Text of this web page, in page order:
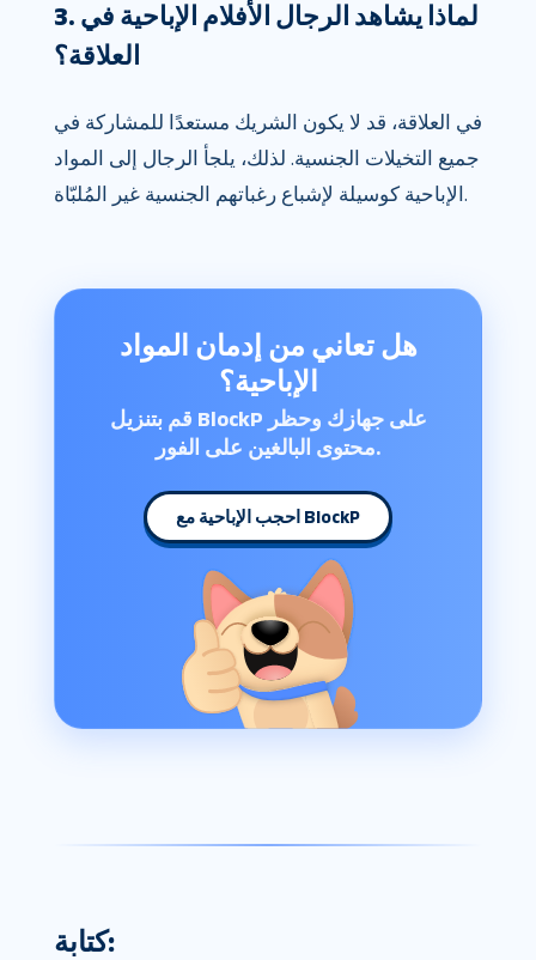
3. لماذا يشاهد الرجال الأفلام الإباحية في
العلاقة؟
في العلاقة، قد لا يكون الشريك مستعدًا للمشاركة في
جميع التخيلات الجنسية. لذلك، يلجأ الرجال إلى المواد
الإباحية كوسيلة لإشباع رغباتهم الجنسية غير المُلبّاة.
هل تعاني من إدمان المواد
الإباحية؟
قم بتنزيل BlockP على جهازك وحظر
محتوى البالغين على الفور.
احجب الإباحية مع BlockP
كتابة: